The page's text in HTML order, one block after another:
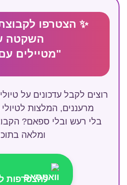
✨ הצטרפו
השקטה
"מטיילים
רוצים לקבל עדכונים על
מרעננים, המלצות
בלי רעש ובלי ספאם?
ומלאה
להצטרפות